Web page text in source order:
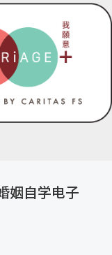
姻自学电子